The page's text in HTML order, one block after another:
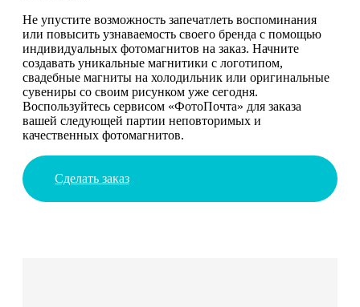
Не упустите возможность запечатлеть воспоминания
или повысить узнаваемость своего бренда с помощью
индивидуальных фотомагнитов на заказ. Начните
создавать уникальные магнитики с логотипом,
свадебные магниты на холодильник или оригинальные
сувениры со своим рисунком уже сегодня.
Воспользуйтесь сервисом «ФотоПочта» для заказа
вашей следующей партии неповторимых и
качественных фотомагнитов.
Сделать заказ